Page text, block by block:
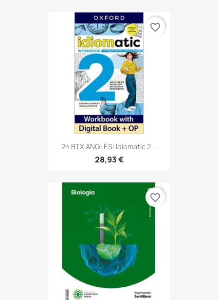
2n BTX ANGLÈS: Idiomatic 2...
28,93 €
favorite_border
favorite_border